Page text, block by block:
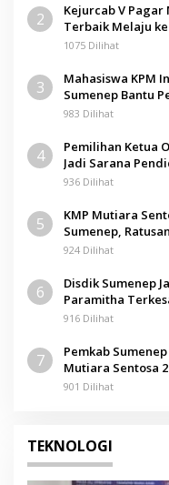
2
Kejurcab V
Terbaik Melaju
1075 Dilihat
3
Mahasiswa KPM
Sumenep Bantu
983 Dilihat
4
Pemilihan Ketua
Jadi Sarana
936 Dilihat
5
KMP Mutiara
Sumenep,
924 Dilihat
6
Disdik Sumenep
Paramitha
916 Dilihat
7
Pemkab
Mutiara Sentosa
901 Dilihat
TEKNOLOGI